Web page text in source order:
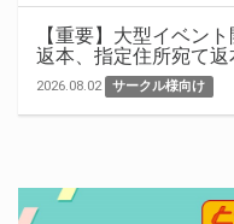
【重要】大型イベン
返本、指定住所宛て
2026.08.02 サークル様向け